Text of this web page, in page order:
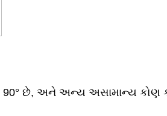
90° છે, અને અન્ય અસામાન્ય